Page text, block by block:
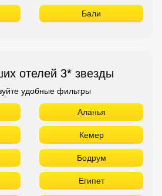
Шарм Эль Шейх
Абу Даби
Аджман
Фуджейра
Паттайя